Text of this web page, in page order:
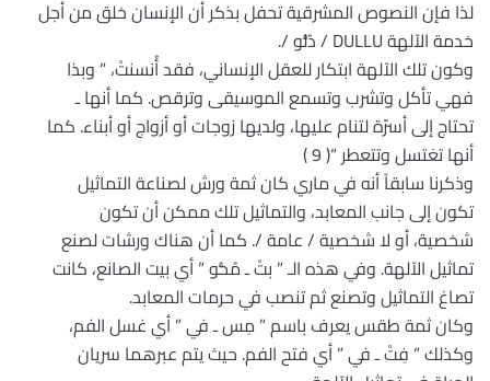
لذا فإن النصوص المشرقية تحفل بذكر أن الإنسان خلق من أجل
خدمة الآلهة DULLU / دُلُّو /.
وكون تلك الآلهة ابتكار للعقل الإنساني، فقد أُنسنتْ، ” وبذا
فهي تأكل وتشرب وتسمع الموسيقى وترقص. كما أنها ـ
تحتاج إلى أسرّة لتنام عليها، ولديها زوجات أو أزواج أو أبناء. كما
أنها تغتسل وتتعطر “( 9 )
وذكرنا سابقاً أنه في ماري كان ثمة ورش لصناعة التماثيل
تكون إلى جانب المعابد، والتماثيل تلك ممكن أن تكون
شخصية، أو لا شخصية / عامة /. كما أن هناك ورشات لصنع
تماثيل الآلهة. وفي هذه الـ ” بتْ ـ مُحُّو ” أي بيت الصانع، كانت
تصاغ التماثيل وتصنع ثم تنصب في حرمات المعابد.
وكان ثمة طقس يعرف باسم ” مِس ـ في ” أي غسل الفم،
وكذلك ” فِتْ ـ في ” أي فتح الفم. حيث يتم عبرهما سريان